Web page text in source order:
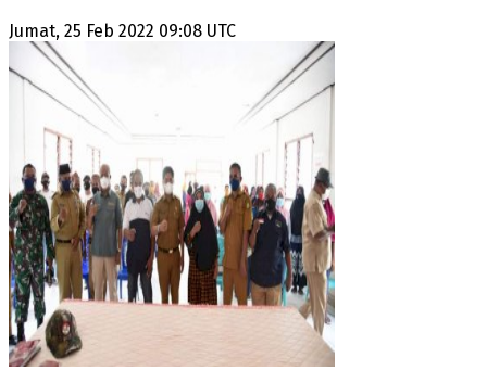
Jumat, 25 Feb 2022 09:08 UTC